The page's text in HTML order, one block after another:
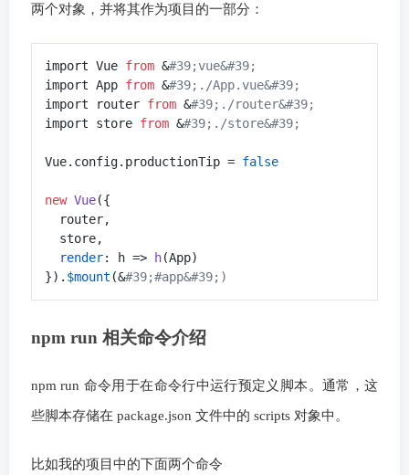
两个对象，并将其作为项目的一部分：
import Vue from &#39;vue&#39;
import App from &#39;./App.vue&#39;
import router from &#39;./router&#39;
import store from &#39;./store&#39;
Vue.config.productionTip = false
new Vue({
router,
render: h => h(App)
}). $mount (&#39;#app&#39;)
npm run 相关命令介绍
npm run 命令用于在命令行中运行预定义脚本。通常，这
些脚本存储在 package.json 文件中的 scripts 对象中。
比如我的项目中的下面两个命令